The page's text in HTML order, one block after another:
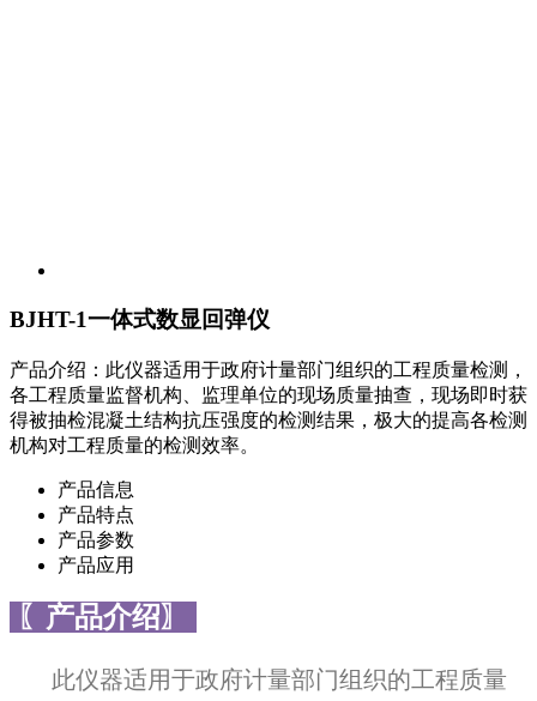
BJHT-1一体式数显回弹仪
产品介绍：此仪器适用于政府计量部门组织的工程质量检测，
各工程质量监督机构、监理单位的现场质量抽查，现场即时获
得被抽检混凝土结构抗压强度的检测结果，极大的提高各检测
机构对工程质量的检测效率。
产品信息
产品特点
产品参数
产品应用
〖产品介绍〗
此仪器适用于政府计量部门组织的工程质量